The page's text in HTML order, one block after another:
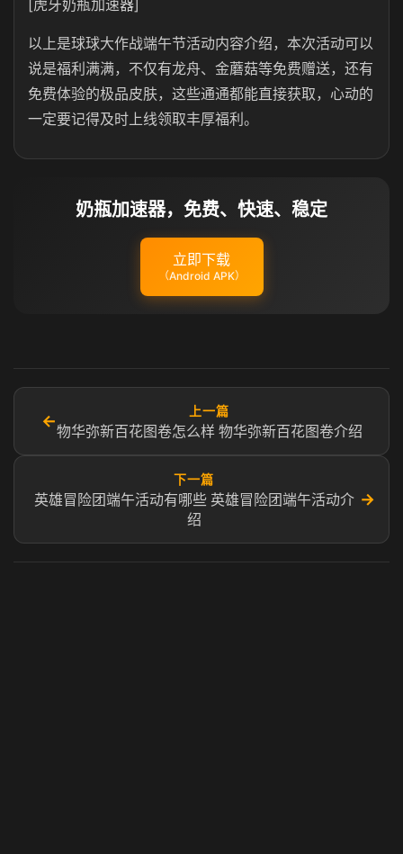
[虎牙奶瓶加速器]
以上是球球大作战端午节活动内容介绍，本次活动可以
说是福利满满，不仅有龙舟、金蘑菇等免费赠送，还有
免费体验的极品皮肤，这些通通都能直接获取，心动的
一定要记得及时上线领取丰厚福利。
奶瓶加速器，免费、快速、稳定
立即下载
（Android APK）
←
上一篇
物华弥新百花图卷怎么样 物华弥新百花图卷介绍
下一篇
英雄冒险团端午活动有哪些 英雄冒险团端午活动介
绍
→